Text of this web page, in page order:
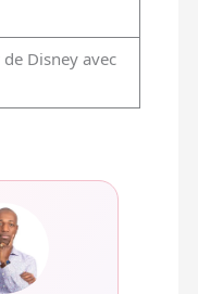
Disney avec